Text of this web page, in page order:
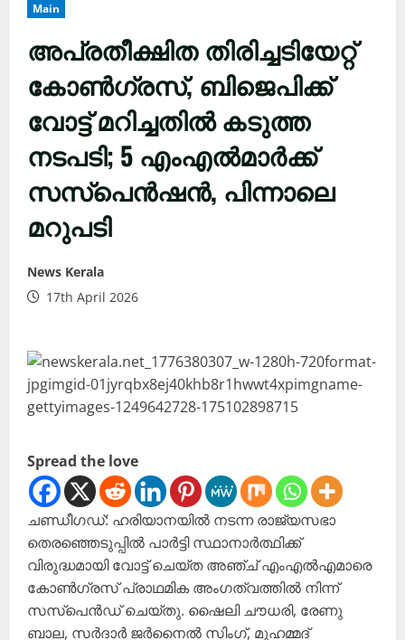
Main
അപ്രതീക്ഷിത തിരിച്ചടിയേറ്റ്
കോൺ​ഗ്രസ്, ബിജെപിക്ക്
വോട്ട് മറിച്ചതിൽ കടുത്ത
നടപടി; 5 എംഎൽമാ‌ർക്ക്
സസ്പെൻഷൻ, പിന്നാലെ
മറുപടി
News Kerala
17th April 2026
Spread the love
ചണ്ഡീ​ഗഡ്: ഹരിയാനയിൽ നടന്ന രാജ്യസഭാ
തെരഞ്ഞെടുപ്പിൽ പാർട്ടി സ്ഥാനാർത്ഥിക്ക്
വിരുദ്ധമായി വോട്ട് ചെയ്ത അഞ്ച് എംഎൽഎമാരെ
കോൺഗ്രസ് പ്രാഥമിക അംഗത്വത്തിൽ നിന്ന്
സസ്പെൻഡ് ചെയ്തു. ഷൈലി ചൗധരി, രേണു
ബാല, സർദാർ ജർനൈൽ സിംഗ്, മുഹമ്മദ്